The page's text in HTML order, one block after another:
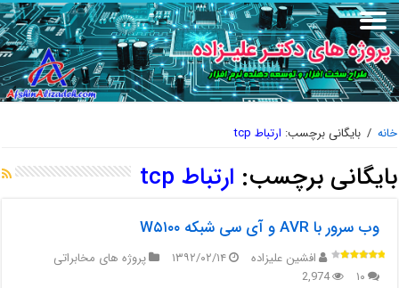
خانه / بایگانی برچسب: ارتباط tcp
بایگانی برچسب: ارتباط tcp
وب سرور با AVR و آی سی شبکه W۵۱۰۰
افشین علیزاده ۱۳۹۲/۰۲/۱۴
پروژه های مخابراتی
۱۰
2,974